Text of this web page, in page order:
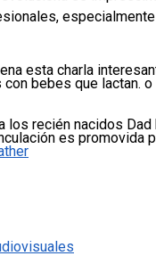
esta charla
bebes que lactan. o
los recién nacidos Dad
es promovida